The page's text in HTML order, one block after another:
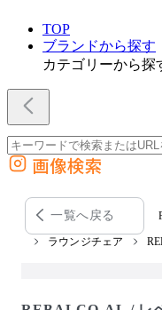
TOP
ブランドから探す
カテゴリーから探
外部サイトの商品をカートに追加
他のサイトで見つけた商品ページの
画像検索
一覧へ戻る
ラウンジチェア